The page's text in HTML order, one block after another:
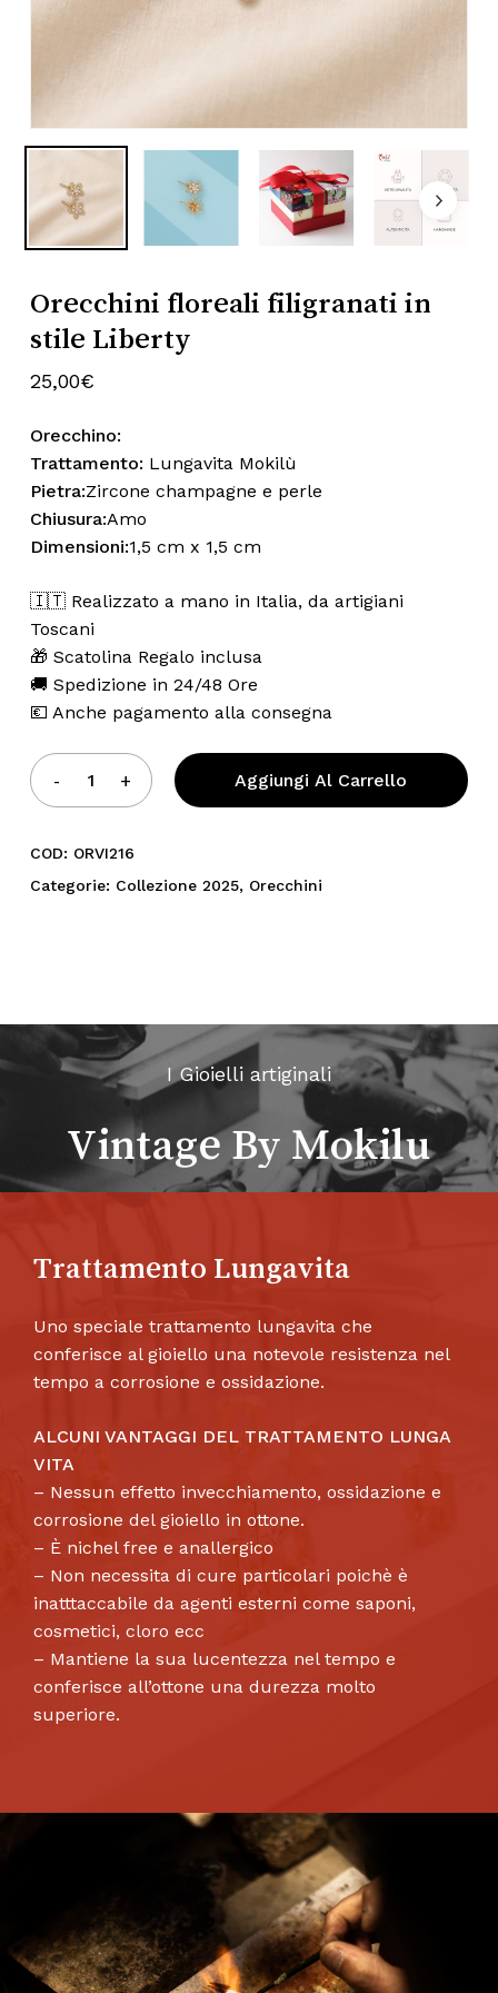
0,00
Visualizza Carrello Pagamento
Orecchini floreali filigranati in
stile Liberty
25,00€
Orecchino:
Trattamento: Lungavita Mokilù
Pietra:Zircone champagne e perle
Chiusura:Amo
Dimensioni:1,5 cm x 1,5 cm
🇮🇹 Realizzato a mano in Italia, da artigiani
Toscani
🎁 Scatolina Regalo inclusa
🚚 Spedizione in 24/48 Ore
💶 Anche pagamento alla consegna
Aggiungi Al Carrello
COD: ORVI216
Categorie: Collezione 2025, Orecchini
I Gioielli artiginali
Vintage By Mokilu
Trattamento Lungavita
Uno speciale trattamento lungavita che
conferisce al gioiello una notevole resistenza nel
tempo a corrosione e ossidazione.
ALCUNI VANTAGGI DEL TRATTAMENTO LUNGA
VITA
– Nessun effetto invecchiamento, ossidazione e
corrosione del gioiello in ottone.
– È nichel free e anallergico
– Non necessita di cure particolari poichè è
inatttaccabile da agenti esterni come saponi,
cosmetici, cloro ecc
– Mantiene la sua lucentezza nel tempo e
conferisce all’ottone una durezza molto
superiore.
Email*
in questo browser per la prossima
volta che commento.